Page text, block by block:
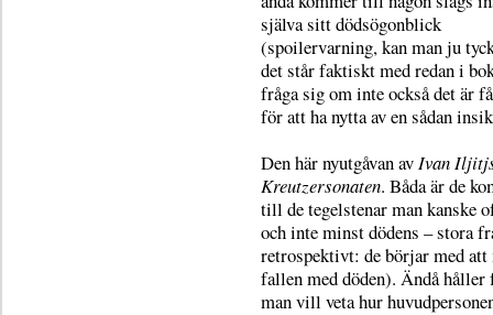
själva sitt dödsögonblick
(spoilervarning, kan man ju
det står faktiskt med redan i
fråga sig om inte också det är
för att ha nytta av en sådan
Den här nyutgåvan av Ivan
Kreutzersonaten. Båda är de
till de tegelstenar man kanske
och inte minst dödens – stora
retrospektivt: de börjar med att
fallen med döden). Ändå
man vill veta hur